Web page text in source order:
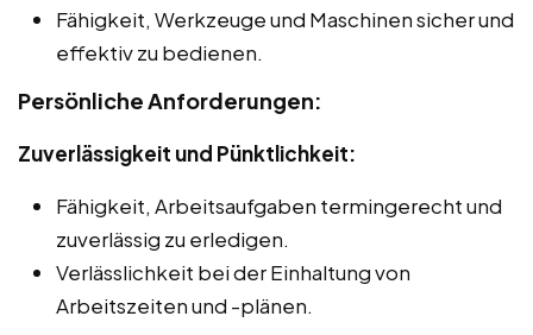
Fähigkeit, Werkzeuge und Maschinen sicher und
effektiv zu bedienen.
Persönliche Anforderungen:
Zuverlässigkeit und Pünktlichkeit:
Fähigkeit, Arbeitsaufgaben termingerecht und
zuverlässig zu erledigen.
Verlässlichkeit bei der Einhaltung von
Arbeitszeiten und -plänen.